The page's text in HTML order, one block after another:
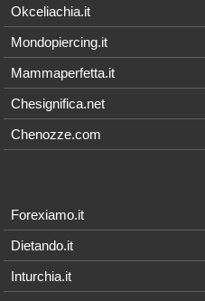
Okceliachia.it
Mondopiercing.it
Mammaperfetta.it
Chesignifica.net
Chenozze.com
Forexiamo.it
Dietando.it
Inturchia.it